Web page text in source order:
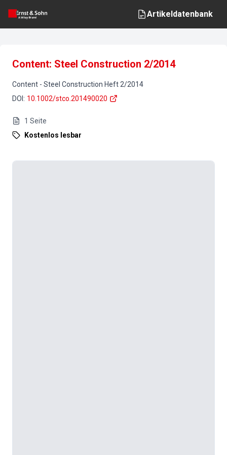
Artikeldatenbank
Content: Steel Construction 2/2014
Content - Steel Construction Heft 2/2014
DOI : 10.1002/stco.201490020
1 Seite
Kostenlos lesbar